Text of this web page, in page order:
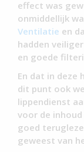
effect was
onmiddellijk
Ventilatie en
hadden
en goede
En dat in deze
dit punt ook
lippendienst
voor de inhoud
goed
geweest van